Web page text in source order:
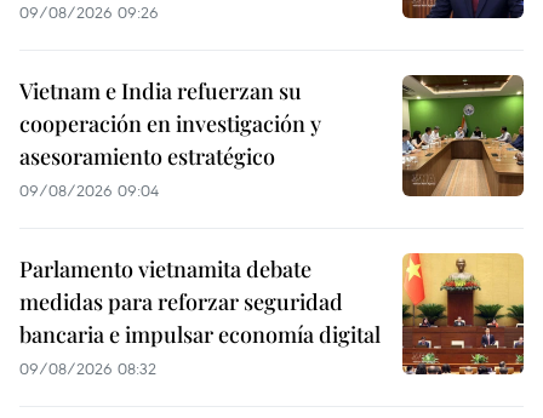
09/08/2026 09:26
Vietnam e India refuerzan su
cooperación en investigación y
asesoramiento estratégico
09/08/2026 09:04
Parlamento vietnamita debate
medidas para reforzar seguridad
bancaria e impulsar economía digital
09/08/2026 08:32